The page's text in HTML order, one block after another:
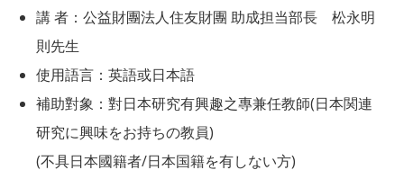
講 者：公益財團法人住友財團 助成担当部長 松永明
則先生
使用語言：英語或日本語
補助對象：對日本研究有興趣之專兼任教師(日本関連
研究に興味をお持ちの教員)
(不具日本國籍者/日本国籍を有しない方)